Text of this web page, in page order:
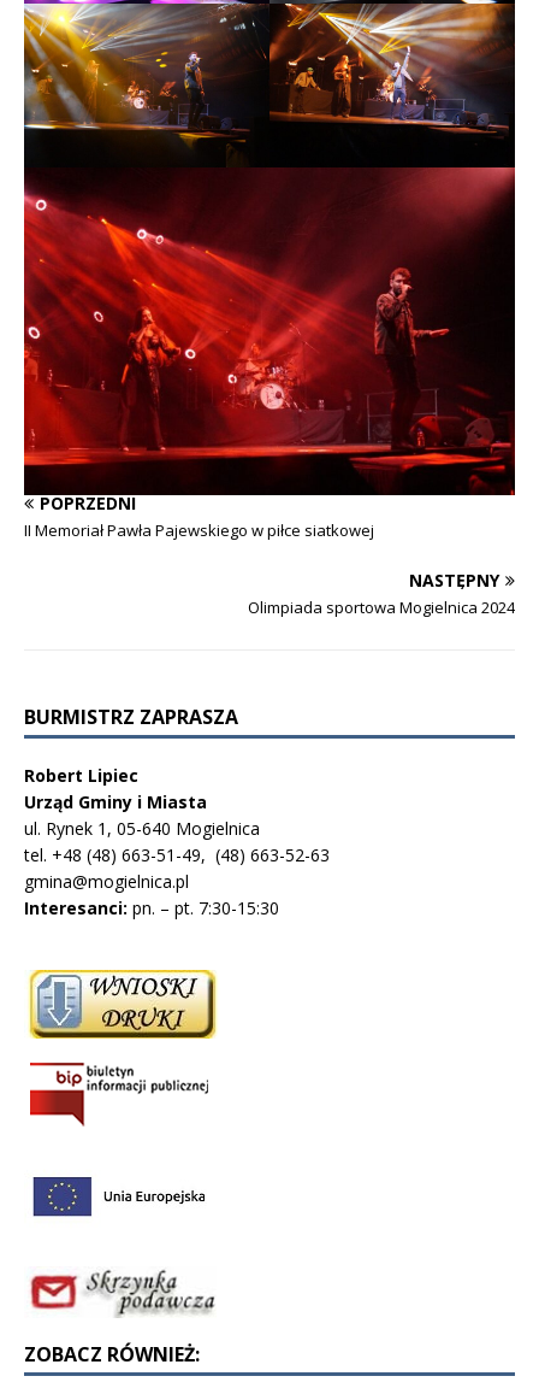
POPRZEDNI
II Memoriał Pawła Pajewskiego w piłce siatkowej
NASTĘPNY
Olimpiada sportowa Mogielnica 2024
BURMISTRZ ZAPRASZA
Robert Lipiec
Urząd Gminy i Miasta
ul. Rynek 1, 05-640 Mogielnica
tel. +48 (48) 663-51-49, (48) 663-52-63
gmina@mogielnica.pl
Interesanci: pn. – pt. 7:30-15:30
ZOBACZ RÓWNIEŻ: